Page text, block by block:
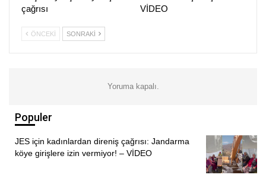
Deniz Soluğan
Hasan Gülüm
Aytaç Ural
Kenan Yaşatürk
Gülsev Kaya
çağrısı
VİDEO
ÖNCEKI SONRAKI
Yoruma kapalı.
Populer
JES için kadınlardan direniş çağrısı: Jandarma
köye girişlere izin vermiyor! – VİDEO